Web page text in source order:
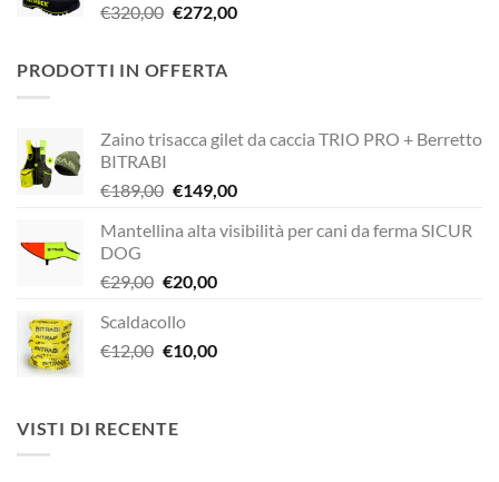
€338,90.€249,00.
€320,00 Il
era:
€272,00Il
PRODOTTI IN OFFERTA
Zaino trisacca gilet da caccia TRIO PRO + Berretto
BITRABI
€189,00 Il
originale
€189,00.
€149,00Il
attuale
Mantellina alta visibilità per cani da ferma SICUR
DOG
€29,00 Il
originale
era:
€20,00Il
è:
Scaldacollo
€12,00 Il
era:
€12,00.
€10,00Il
VISTI DI RECENTE